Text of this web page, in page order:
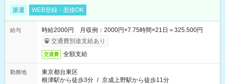
派遣 WEB登録・面接OK
給与
時給2000円 月収例：2000円×7.75時間×21日＝325.500円
交通費別途支給あり
交通費 全額支給
勤務地
東京都台東区
根津駅から徒歩3分 / 京成上野駅から徒歩11分